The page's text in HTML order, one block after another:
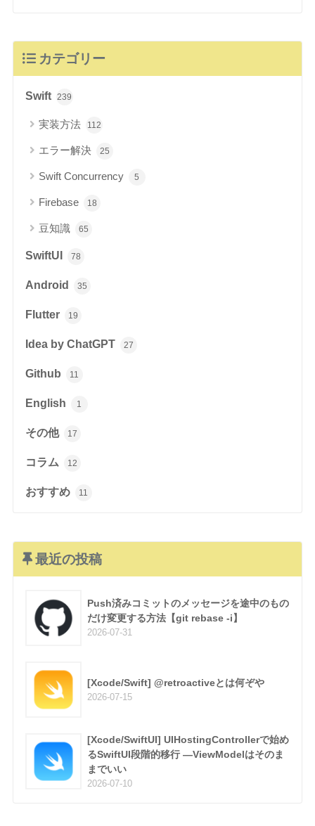
カテゴリー
Swift 239
実装方法 112
エラー解決 25
Swift Concurrency 5
Firebase 18
豆知識 65
SwiftUI 78
Android 35
Flutter 19
Idea by ChatGPT 27
Github 11
English 1
その他 17
コラム 12
おすすめ 11
最近の投稿
Push済みコミットのメッセージを途中のもの
だけ変更する方法【git rebase -i】
2026-07-31
[Xcode/Swift] @retroactiveとは何ぞや
2026-07-15
[Xcode/SwiftUI] UIHostingControllerで始め
るSwiftUI段階的移行 —ViewModelはそのま
までいい
2026-07-10